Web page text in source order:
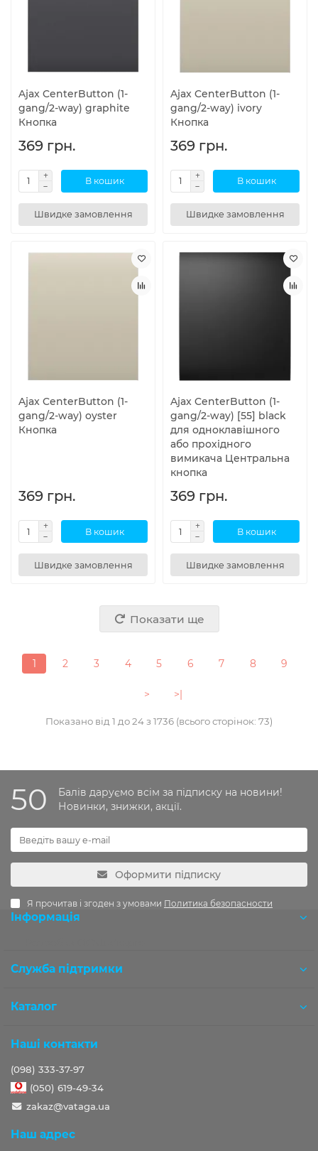
Ajax CenterButton (1-
gang/2-way) graphite
Кнопка
369 грн.
В кошик
Швидке замовлення
Ajax CenterButton (1-
gang/2-way) ivory
Кнопка
369 грн.
В кошик
Швидке замовлення
Ajax CenterButton (1-
gang/2-way) oyster
Кнопка
369 грн.
В кошик
Швидке замовлення
Ajax CenterButton (1-
gang/2-way) [55] black
для одноклавішного
або прохідного
вимикача Центральна
кнопка
369 грн.
В кошик
Швидке замовлення
Показати ще
1 2 3 4 5 6 7 8 9
> >|
Показано від 1 до 24 з 1736 (всього сторінок: 73)
50
Балів даруємо всім за підписку на новини!
Новинки, знижки, акції.
Оформити підписку
Я прочитав і згоден з умовами Политика безопасности
Інформація
Служба підтримки
Каталог
Наші контакти
(098) 333-37-97
(050) 619-49-34
zakaz@vataga.ua
Наш адрес